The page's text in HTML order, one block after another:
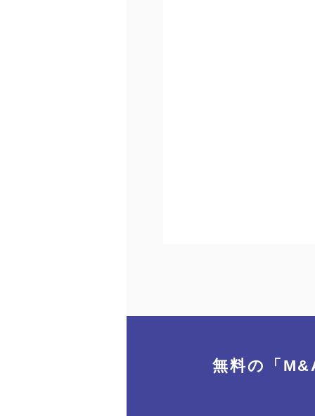
無料の「